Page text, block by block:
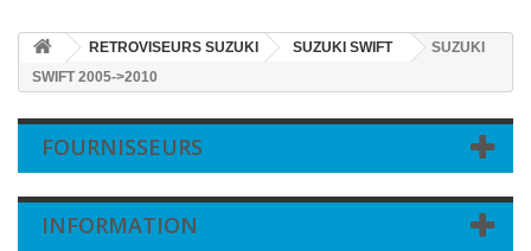
RETROVISEURS SUZUKI SUZUKI SWIFT
SUZUKI
SWIFT 2005->2010
FOURNISSEURS
INFORMATION